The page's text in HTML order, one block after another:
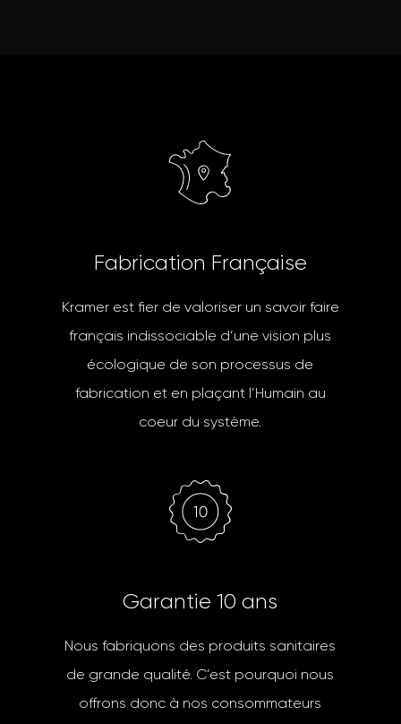
Fa brication Française
Kramer est fier de valoriser un savoir faire
français indissociable d’une vision plus
écologique de son processus de
fabrication et en plaçant l’Humain au
coeur du système.
Garantie 10 ans
Nous fabriquons des produits sanitaires
de grande qualité. C’est pourquoi nous
offrons donc à nos consommateurs